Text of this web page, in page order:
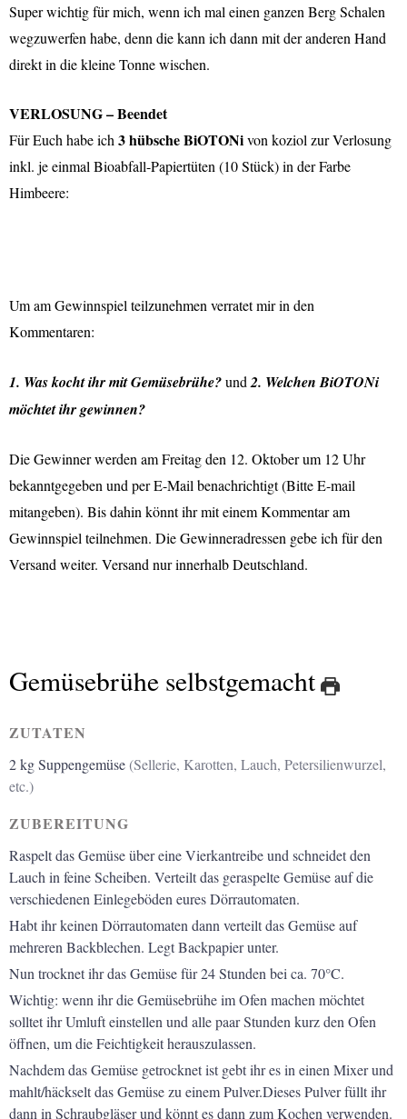
Super wichtig für mich, wenn ich mal einen ganzen Berg Schalen
wegzuwerfen habe, denn die kann ich dann mit der anderen Hand
direkt in die kleine Tonne wischen.
VERLOSUNG – Beendet
Für Euch habe ich3 hübsche BiOTONivon koziol zur Verlosung
inkl. je einmal Bioabfall-Papiertüten (10 Stück) in der Farbe
Himbeere:
Um am Gewinnspiel teilzunehmen verratet mir in den
Kommentaren:
1. Was kocht ihr mit Gemüsebrühe?und 2. Welchen BiOTONi
möchtet ihr gewinnen?
Die Gewinner werden am Freitag den 12. Oktober um 12 Uhr
bekanntgegeben und per E-Mail benachrichtigt (Bitte E-mail
mitangeben). Bis dahin könnt ihr mit einem Kommentar am
Gewinnspiel teilnehmen. Die Gewinneradressen gebe ich für den
Versand weiter. Versand nur innerhalb Deutschland.
Gemüsebrühe selbstgemacht
ZUTATEN
2kgSuppengemüse (Sellerie, Karotten, Lauch, Petersilienwurzel,
etc.)
ZUBEREITUNG
Raspelt das Gemüse über eine Vierkantreibe und schneidet den
Lauch in feine Scheiben. Verteilt das geraspelte Gemüse auf die
verschiedenen Einlegeböden eures Dörrautomaten.
Habt ihr keinen Dörrautomaten dann verteilt das Gemüse auf
mehreren Backblechen. Legt Backpapier unter.
Nun trocknet ihr das Gemüse für 24 Stunden bei ca. 70°C.
Wichtig: wenn ihr die Gemüsebrühe im Ofen machen möchtet
solltet ihr Umluft einstellen und alle paar Stunden kurz den Ofen
öffnen, um die Feichtigkeit herauszulassen.
Nachdem das Gemüse getrocknet ist gebt ihr es in einen Mixer und
mahlt/häckselt das Gemüse zu einem Pulver.Dieses Pulver füllt ihr
dann in Schraubgläser und könnt es dann zum Kochen verwenden.